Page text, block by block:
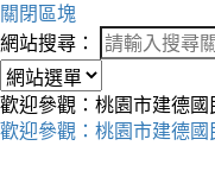
關閉區塊
網站搜尋：
歡迎參觀：桃園市建德
歡迎參觀：桃園市建德